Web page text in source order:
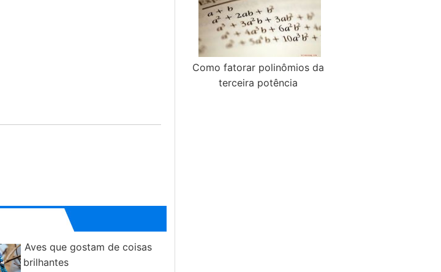
Aves que gostam de coisas
brilhantes
Como fatorar polinômios da
terceira potência